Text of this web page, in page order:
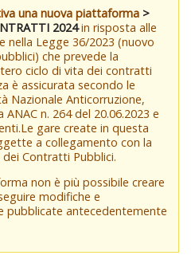
una nuova piattaforma >
2024in risposta alle
nella Legge 36/2023 (nuovo
che prevede la
ciclo di vita dei contratti
è assicurata secondo le
Nazionale Anticorruzione,
n. 264 del 20.06.2023 e
gare create in questa
a collegamento con la
Contratti Pubblici.
non è più possibile creare
modifiche e
pubblicate antecedentemente